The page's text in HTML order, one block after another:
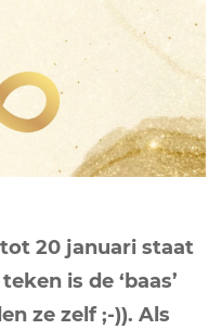
van
sterrenbeeld
Steenbok
20 januari staat
is de ‘baas’
ze zelf ;-)). Als